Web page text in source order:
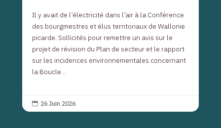
Il y avait de l’électricité dans l’air à la Conférence
des bourgmestres et élus territoriaux de Wallonie
picarde. Sollicités pour remettre un avis sur le
projet de révision du Plan de secteur et le rapport
sur les incidences environnementales concernant
la Boucle...
 26 Juin 2026